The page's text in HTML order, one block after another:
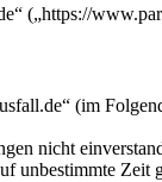
(„https://
(im
nicht
unbestimmte Zeit